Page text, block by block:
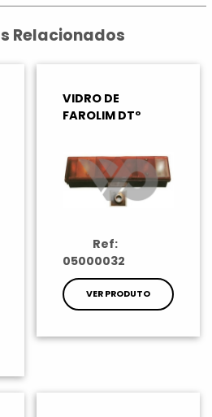
Relacionados
VIDRO DE
FAROLIM DTº
Ref:
05000032
VER PRODUTO